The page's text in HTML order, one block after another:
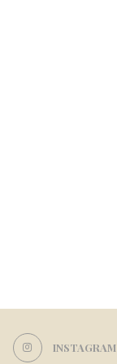
INSTAGRAM